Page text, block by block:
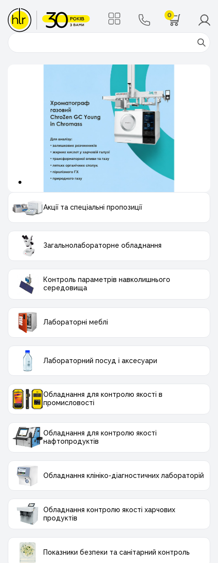
0
Поиск
Акції та спеціальні пропозиції
Загальнолабораторне обладнання
Контроль параметрів навколишнього
середовища
Лабораторні меблі
Лабораторний посуд і аксесуари
Обладнання для контролю якості в
промисловості
Обладнання для контролю якості
нафтопродуктів
Обладнання клініко-діагностичних лабораторій
Обладнання контролю якості харчових
продуктів
Показники безпеки та санітарний контроль